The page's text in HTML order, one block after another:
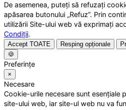
De asemenea, puteți să refuzați
apăsarea butonului „Refuz”. Prin
utilizării Site-ului web vă exprimați
Condiții.
Accept TOATE Resping opționale
🍪
Preferințe
×
Necesare
Cookie-urile necesare sunt esențiale
site-ului web, iar site-ul web nu va